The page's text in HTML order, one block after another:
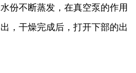
份不断蒸发，在真空泵的作用
，干燥完成后，打开下部的出